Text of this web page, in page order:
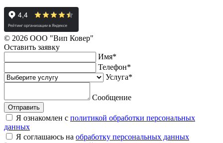
© 2026 ООО "Вип Ковер"
Оставить заявку
Имя*
Телефон*
Услуга*
Сообщение
Отправить
Я ознакомлен с политикой обработки персональных
данных
Я соглашаюсь на обработку персональных данных